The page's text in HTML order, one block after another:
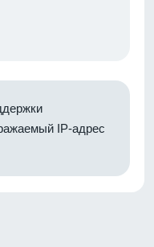
IP-адрес